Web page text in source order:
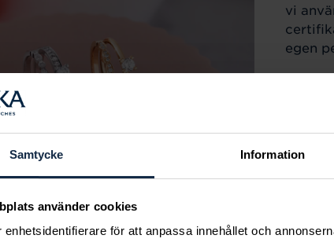
Samtycke Information
använder cookies
enhetsidentifierare för att anpassa innehållet och
vi
egen